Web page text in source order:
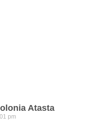
Atasta
pm